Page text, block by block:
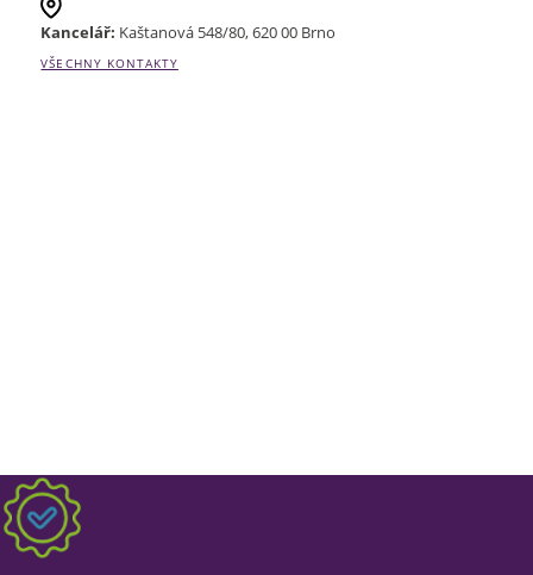
Kancelář: Kaštanová 548/80, 620 00 Brno
VŠECHNY KONTAKTY